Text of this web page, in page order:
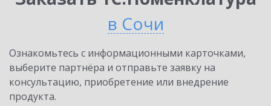
в Сочи
Ознакомьтесь с информационными карточками,
выберите партнёра и отправьте заявку на
консультацию, приобретение или внедрение
продукта.